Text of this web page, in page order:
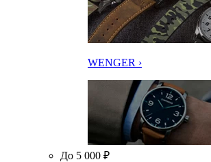
WENGER ›
До 5 000 ₽